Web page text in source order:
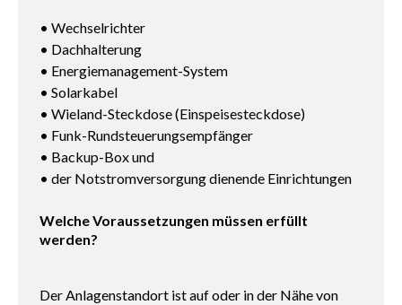
• Wechselrichter
• Dachhalterung
• Energiemanagement-System
• Solarkabel
• Wieland-Steckdose (Einspeisesteckdose)
• Funk-Rundsteuerungsempfänger
• Backup-Box und
• der Notstromversorgung dienende Einrichtungen
Welche Voraussetzungen müssen erfüllt
werden?
Der Anlagenstandort ist auf oder in der Nähe von